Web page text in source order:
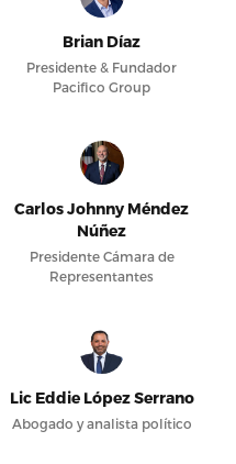
Brian Díaz
Presidente & Fundador
Pacifico Group
Carlos Johnny Méndez
Núñez
Presidente Cámara de
Representantes
Lic Eddie López Serrano
Abogado y analista político